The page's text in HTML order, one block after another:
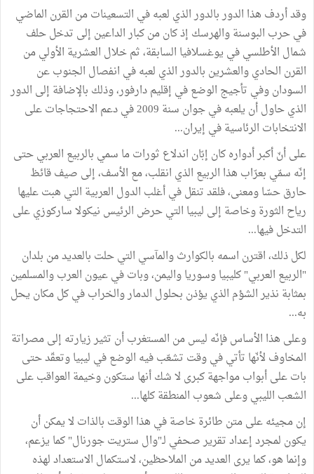
وقد أردف هذا الدور بالدور الذي لعبه في التسعينات من القرن الماضي
في حرب البوسنة والهرسك إذ كان من كبار الداعين إلى تدخل حلف
شمال الأطلسي في يوغسلافيا السابقة، ثم خلال العشرية الأولي من
القرن الحادي والعشرين بالدور الذي لعبه في انفصال الجنوب عن
السودان وفي تأجيج الوضع في إقليم دارفور، وذلك بالإضافة إلى الدور
الذي حاول أن يلعبه في جوان سنة 2009 في دعم الاحتجاجات على
الانتخابات الرئاسية في إيران...
على أنّ أكبر أدواره كان إبّان اندلاع ثورات ما سمي بالربيع العربي حتى
إنّه سمّي بعرّاب هذا الربيع الذي انقلب، مع الأسف، إلى صيف قائظ
حارق حسّا ومعنى، فلقد تنقل في أغلب الدول العربية التي هبت عليها
رياح الثورة وخاصة إلى ليبيا التي حرض الرئيس نيكولا ساركوزي على
التدخل فيها...
لكل ذلك، اقترن اسمه بالكوارث والمآسي التي حلت بالعديد من بلدان
"الربيع العربي" كليبيا وسوريا واليمن، وبات في عيون العرب والمسلمين
بمثابة نذير الشؤم الذي يؤذن بحلول الدمار والخراب في كل مكان يحل
به...
وعلى هذا الأساس فإنّه ليس من المستغرب أن تثير زيارته إلى مصراتة
المخاوف لأنّها تأتي في وقت تشعّب فيه الوضع في ليبيا وتعقّد حتى
بات على أبواب مواجهة كبرى لا شك أنها ستكون وخيمة العواقب على
الشعب الليبي وعلى شعوب المنطقة كلها...
إن مجيئه على متن طائرة خاصة في هذا الوقت بالذات لا يمكن أن
يكون لمجرد إعداد تقرير صحفي لـ"وال ستريت جورنال" كما يزعم،
وإنما هو، كما يرى العديد من الملاحظين، لاستكمال الاستعداد لهذه